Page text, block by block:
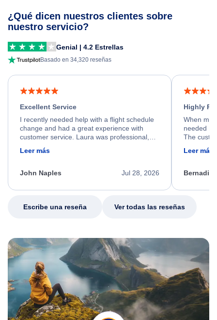
¿Qué dicen nuestros clientes sobre
nuestro servicio?
Genial | 4.2 Estrellas
Basado en 34,320 reseñas
Excellent Service
I recently needed help with a flight schedule
change and had a great experience with
customer service. Laura was professional,
friendly, and very helpful throughout the
process. She quickly found a solution and
appreciate her excellent service.
Leer más
Jul 28, 2026
John Naples
Highly
When my
needed
The
calm,
my issue.
Leer más
Escribe una reseña Ver todas las reseñas